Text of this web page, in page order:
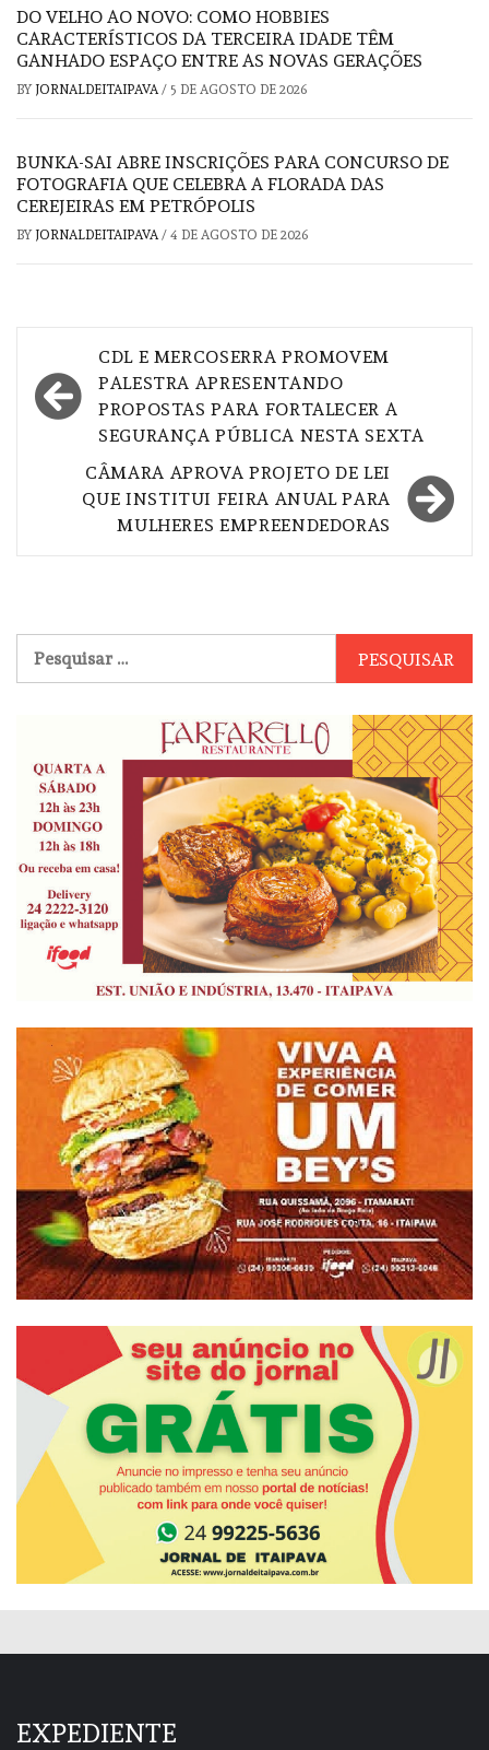
DO VELHO AO NOVO: COMO HOBBIES
CARACTERÍSTICOS DA TERCEIRA IDADE TÊM
GANHADO ESPAÇO ENTRE AS NOVAS GERAÇÕES
BY JORNALDEITAIPAVA/ 5 DE AGOSTO DE 2026
BUNKA-SAI ABRE INSCRIÇÕES PARA CONCURSO DE
FOTOGRAFIA QUE CELEBRA A FLORADA DAS
CEREJEIRAS EM PETRÓPOLIS
BY JORNALDEITAIPAVA/ 4 DE AGOSTO DE 2026
Navegação
de
Post
CDL E MERCOSERRA PROMOVEM
PALESTRA APRESENTANDO
PROPOSTAS PARA FORTALECER A
SEGURANÇA PÚBLICA NESTA SEXTA
CÂMARA APROVA PROJETO DE LEI
QUE INSTITUI FEIRA ANUAL PARA
MULHERES EMPREENDEDORAS
por:
EXPEDIENTE